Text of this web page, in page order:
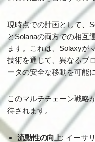
現時点での計画として、
とSolanaの両方での相互
ます。これは、Solaxyが
技術を通じて、異なるブ
ータの安全な移動を可能
このマルチチェーン戦略
待されます。
流動性の向上: イーサ